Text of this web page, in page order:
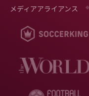
メディアアライアンス